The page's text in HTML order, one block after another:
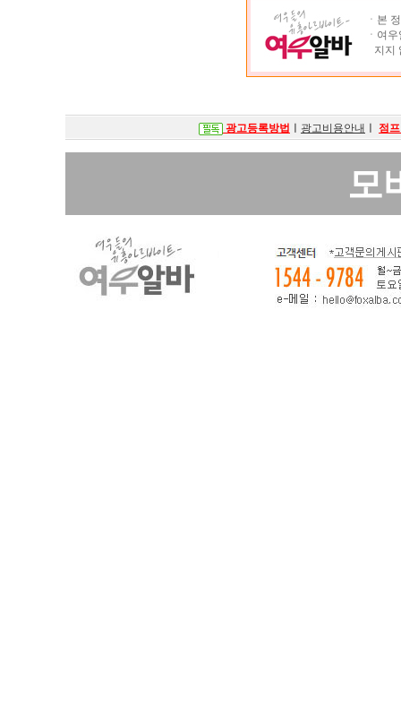
ㆍ본
ㆍ여
지지
광고등록방법 광고비용안내 점
모